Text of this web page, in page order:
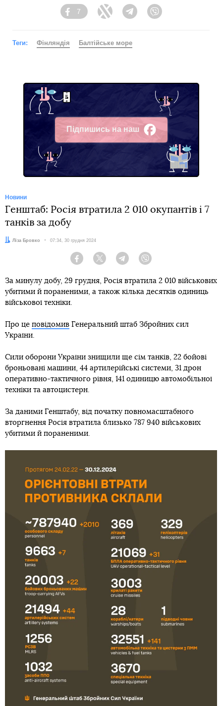
Facebook
7
Twitter TelegramViber
Теги: Фінляндія Балтійське море
Підпишись на наш
Facebook
Новини
Генштаб: Росія втратила 2 010 окупантів і 7
танків за добу
Автор:
Ліза Бровко Дата:
07:34, 30 грудня 2024
Facebook Twitter Telegram
За минулу добу, 29 грудня, Росія втратила 2 010 військових
убитими й пораненими, а також кілька десятків одиниць
військової техніки.
Про це повідомив Генеральний штаб Збройних сил
України.
Сили оборони України знищили ще сім танків, 22 бойові
броньовані машини, 44 артилерійські системи, 31 дрон
оперативно-тактичного рівня, 141 одиницю автомобільної
техніки та автоцистерн.
За даними Генштабу, від початку повномасштабного
вторгнення Росія втратила близько 787 940 військових
убитими й пораненими.